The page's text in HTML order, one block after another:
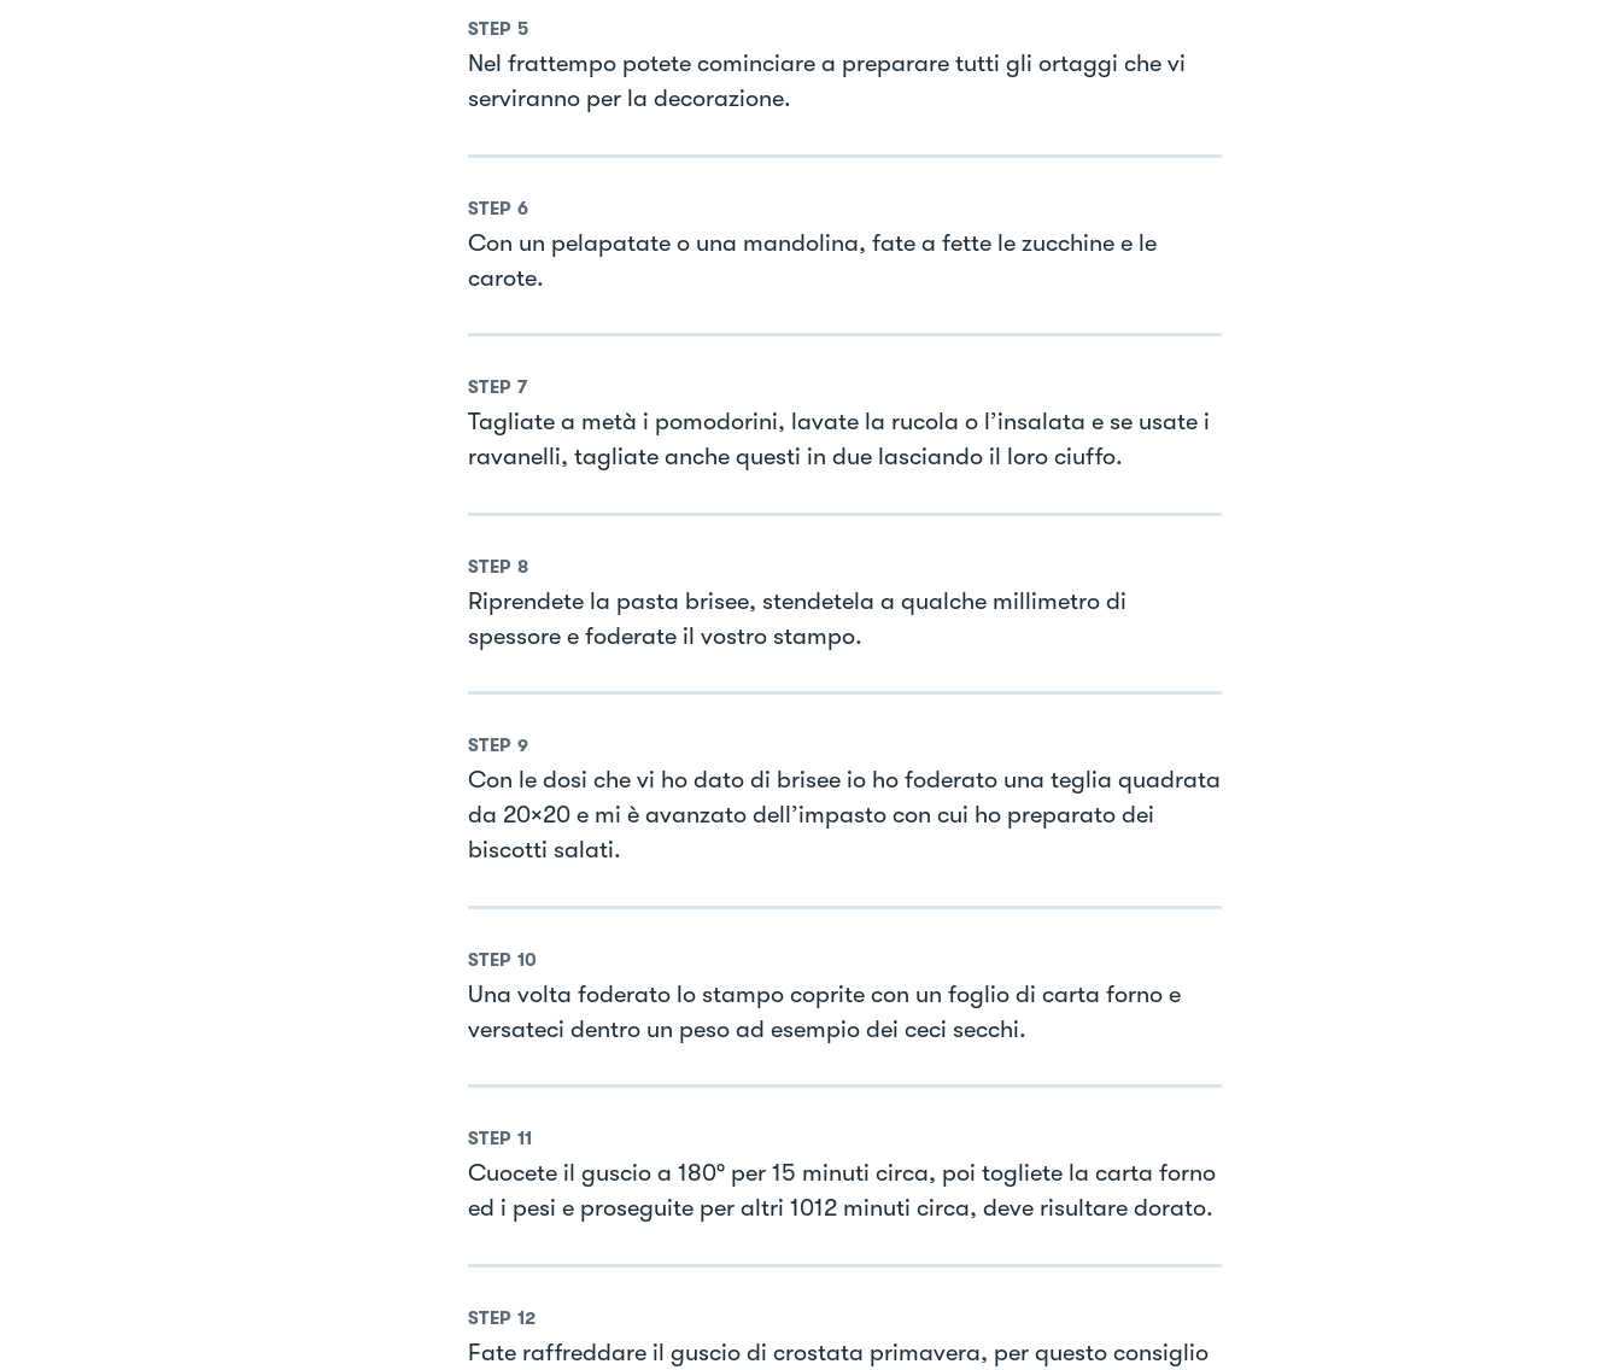
STEP 5
Nel frattempo potete cominciare a preparare tutti gli ortaggi che vi
serviranno per la decorazione.
STEP 6
Con un pelapatate o una mandolina, fate a fette le zucchine e le
carote.
STEP 7
Tagliate a metà i pomodorini, lavate la rucola o l’insalata e se usate i
ravanelli, tagliate anche questi in due lasciando il loro ciuffo.
STEP 8
Riprendete la pasta brisee, stendetela a qualche millimetro di
spessore e foderate il vostro stampo.
STEP 9
Con le dosi che vi ho dato di brisee io ho foderato una teglia quadrata
da 20×20 e mi è avanzato dell’impasto con cui ho preparato dei
biscotti salati.
STEP 10
Una volta foderato lo stampo coprite con un foglio di carta forno e
versateci dentro un peso ad esempio dei ceci secchi.
STEP 11
Cuocete il guscio a 180° per 15 minuti circa, poi togliete la carta forno
ed i pesi e proseguite per altri 1012 minuti circa, deve risultare dorato.
STEP 12
Fate raffreddare il guscio di crostata primavera, per questo consiglio